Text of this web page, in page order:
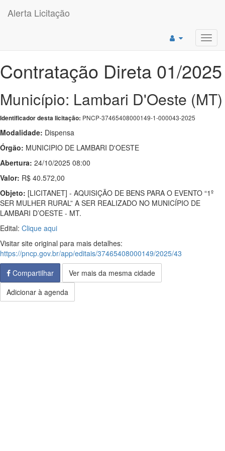
Alerta Licitação
Contratação Direta 01/2025
Município: Lambari D'Oeste (MT)
Identificador desta licitação: PNCP-37465408000149-1-000043-2025
Modalidade: Dispensa
Órgão: MUNICIPIO DE LAMBARI D'OESTE
Abertura: 24/10/2025 08:00
Valor: R$ 40.572,00
Objeto: [LICITANET] - AQUISIÇÃO DE BENS PARA O EVENTO “1º
SER MULHER RURAL” A SER REALIZADO NO MUNICÍPIO DE
LAMBARI D’OESTE - MT.
Edital: Clique aqui
Visitar site original para mais detalhes:
https://pncp.gov.br/app/editais/37465408000149/2025/43
Compartilhar
Ver mais da mesma cidade
Adicionar à agenda